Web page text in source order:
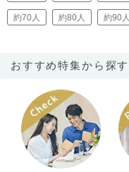
約70人 約80人 約90人
おすすめ特集から探す